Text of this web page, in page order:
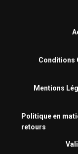
Conditions
Mentions
Politique en
retours